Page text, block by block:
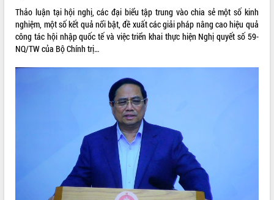
Thảo luận tại hội nghị, các đại biểu tập trung vào chia sẻ một số kinh
nghiệm, một số kết quả nổi bật, đề xuất các giải pháp nâng cao hiệu quả
công tác hội nhập quốc tế và việc triển khai thực hiện Nghị quyết số 59-
NQ/TW của Bộ Chính trị…